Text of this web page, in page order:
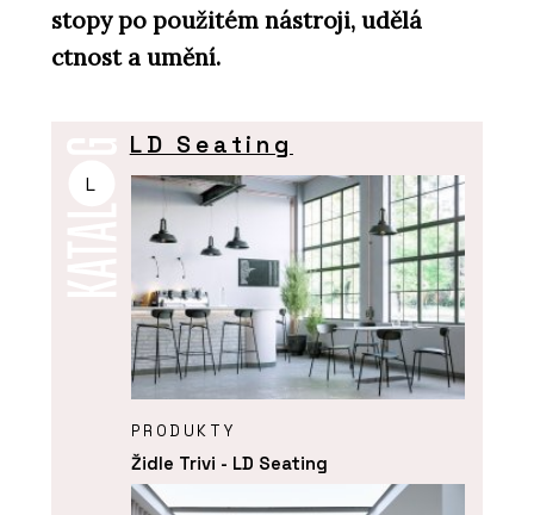
stopy po použitém nástroji, udělá
ctnost a umění.
L
LD Seating
PRODUKTY
Židle Trivi - LD Seating